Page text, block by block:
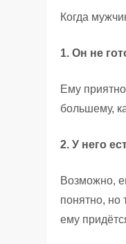
Когда
1. Он не
Ему
большему,
2. У него
Возможно,
понятно, но
ему